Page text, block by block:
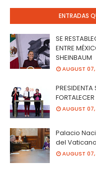
ENTRADAS
SE
ENTRE
SHEINBAUM
AUGUST
AUGUST
Palacio
del
AUGUST